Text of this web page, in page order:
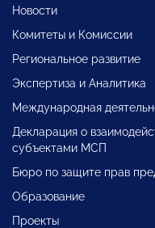
Новости
Комитеты и Комиссии
Региональное развитие
Экспертиза и Аналитика
Международная
Декларация о
субъектами МСП
Бюро по защите прав
Образование
Проекты